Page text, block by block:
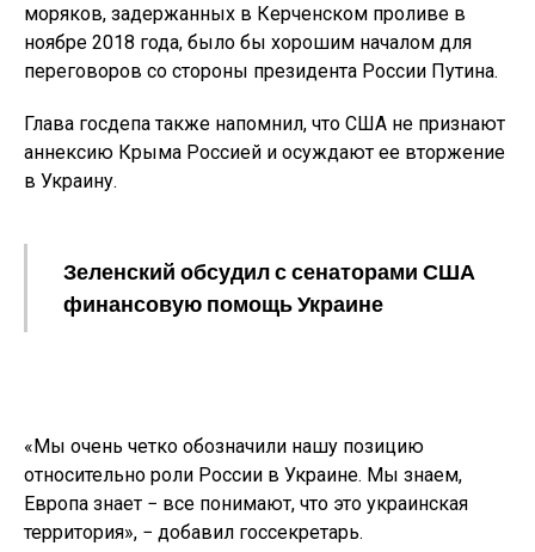
моряков, задержанных в Керченском проливе в
ноябре 2018 года, было бы хорошим началом для
переговоров со стороны президента России Путина.
Глава госдепа также напомнил, что США не признают
аннексию Крыма Россией и осуждают ее вторжение
в Украину.
Зеленский обсудил с сенаторами США
финансовую помощь Украине
«Мы очень четко обозначили нашу позицию
относительно роли России в Украине. Мы знаем,
Европа знает − все понимают, что это украинская
территория», − добавил госсекретарь.